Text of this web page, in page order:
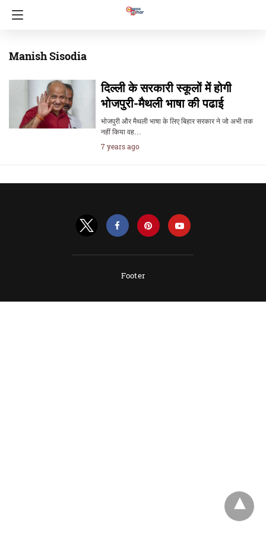
Manish Sisodia
दिल्ली के सरकारी स्कूलों में होगी
भोजपुरी-मैथली भाषा की पढाई
भोजपुरी और मैथली भाषा के लिए बिहार सरकार ने जो अभी तक
नहीं किया वह…
7 years ago
Footer